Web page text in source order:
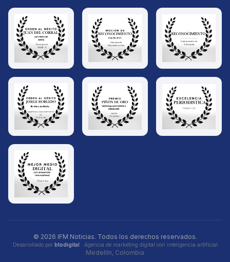
© 2026 IFM Noticias. Todos los derechos reservados.
Desarrollado por btodigital · Agencia de marketing digital con inteligencia artificial
Medellín, Colombia